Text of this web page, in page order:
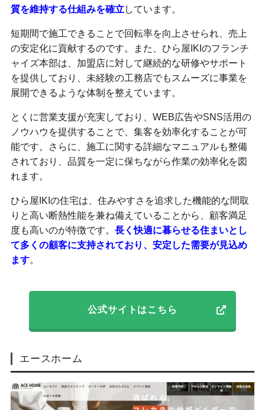
質を維持する仕組みを確立 しています。
短期間で施工できることで回転率を向上させられ、売上
の安定化に貢献するのです。また、ひら屋IKIのフランチ
ャイズ本部は、加盟店に対して継続的な研修やサポート
を提供しており、未経験の工務店でもスムーズに事業を
展開できるような体制を整えています。
とくに営業支援が充実しており、WEB広告やSNS活用の
ノウハウを提供することで、集客を効率化することが可
能です。さらに、施工に関する詳細なマニュアルも整備
されており、品質を一定に保ちながら作業の効率化を図
れます。
ひら屋IKIの住宅は、住みやすさを追求した機能的な間取
りと高い断熱性能を兼ね備えていることから、顧客満足
度も高いのが特徴です。 長く快適に暮らせる住まいとし
て多くの顧客に支持されており、安定した需要が見込め
ます。
公式サイトはこちら
エースホーム